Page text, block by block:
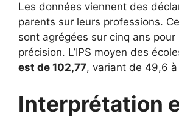
Les données viennent des
parents sur leurs professions.
sont agrégées sur cinq ans pour
précision. L’IPS moyen des
est de 102,77, variant de 49,6 à
Interprétation